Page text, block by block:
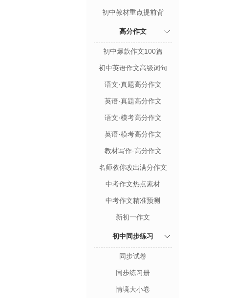
初中教材重点提前背
高分作文
初中爆款作文100篇
初中英语作文高级词句
语文·真题高分作文
英语·真题高分作文
语文·模考高分作文
英语·模考高分作文
教材写作·高分作文
名师教你改出满分作文
中考作文热点素材
中考作文精准预测
新初一作文
初中同步练习
同步试卷
同步练习册
情境大小卷